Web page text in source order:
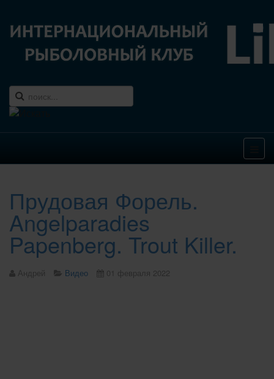
Прудовая Форель.
Angelparadies
Papenberg. Trout Killer.
Андрей Видео 01 февраля 2022